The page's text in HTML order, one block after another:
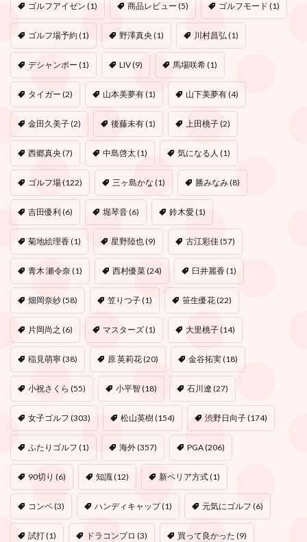
ゴルフアイゼン (1) 商品レビュー (5) ゴルフモード (1)
ゴルフ場予約(1) 野澤真央(1) 川村昌弘(1)
デシャンボー (1) LIV(9) 馬場咲希(1)
タイガー (2) 山本美夢有(1) 山下美夢有(4)
金田久美子(2) 後藤未有(1) 上田桃子(2)
西郷真央(7) 中島啓太(1) 気になる人 (1)
ゴルフ場(122) 三ヶ島かな (1) 勝みなみ(8)
吉田優利 (6) 堀琴音(6) 鈴木愛(1)
菊地絵理香(1) 星野陸也(9) 古江彩佳(57)
青木 瀬令奈(1) 西村優菜(24) 臼井麗香(1)
畑岡奈紗(58) 笠りつ子(1) 笹生優花(22)
片岡尚之 (6) マスターズ(1) 大里桃子(14)
稲見萌寧(38) 原 英莉花(20) 金谷拓実(18)
小祝さくら (55) 小平智(18) 石川遼 (27)
女子ゴルフ (303) 松山英樹(154) 渋野日向子(174)
ふたりゴルフ (1) 海外(357) PGA(206)
90切り (6) 知識(12) 新ペリア方式(1)
コンペ(3) ハンディキャップ(1) 元気にゴルフ (6)
試打(1) ドラコンプロ (3) 買って良かった (9)